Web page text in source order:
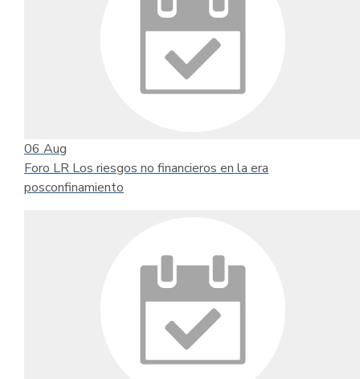
06 Aug
Foro LR Los riesgos no financieros en la era
posconfinamiento